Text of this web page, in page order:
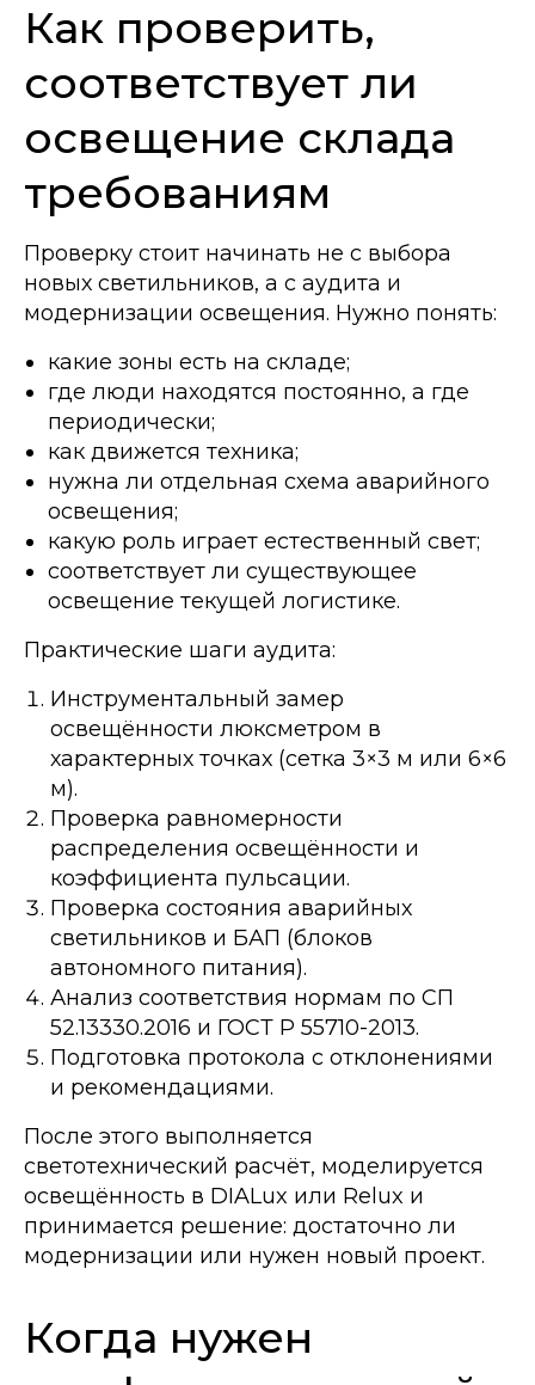
Как проверить,
соответствует ли
освещение склада
требованиям
Проверку стоит начинать не с выбора
новых светильников, а с аудита и
модернизации освещения. Нужно понять:
какие зоны есть на складе;
где люди находятся постоянно, а где
периодически;
как движется техника;
нужна ли отдельная схема аварийного
освещения;
какую роль играет естественный свет;
соответствует ли существующее
освещение текущей логистике.
Практические шаги аудита:
Инструментальный замер
освещённости люксметром в
характерных точках (сетка 3×3 м или 6×6
м).
Проверка равномерности
распределения освещённости и
коэффициента пульсации.
Проверка состояния аварийных
светильников и БАП (блоков
автономного питания).
Анализ соответствия нормам по СП
52.13330.2016 и ГОСТ Р 55710-2013.
Подготовка протокола с отклонениями
и рекомендациями.
После этого выполняется
светотехнический расчёт, моделируется
освещённость в DIALux или Relux и
принимается решение: достаточно ли
модернизации или нужен новый проект.
Когда нужен